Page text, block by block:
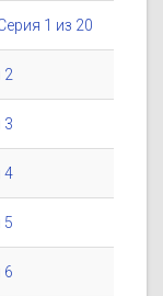
1 из 20
2
3
4
5
6